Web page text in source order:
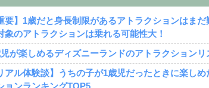
要】1歳だと身長制限があるアトラクションはま
象のアトラクションは乗れる可能性大！
が楽しめるディズニーランドのアトラクションリ
アル体験談】うちの子が1歳児だったときに楽し